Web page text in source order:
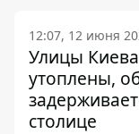
12:07, 12 июня
Улицы
утоплены,
столице